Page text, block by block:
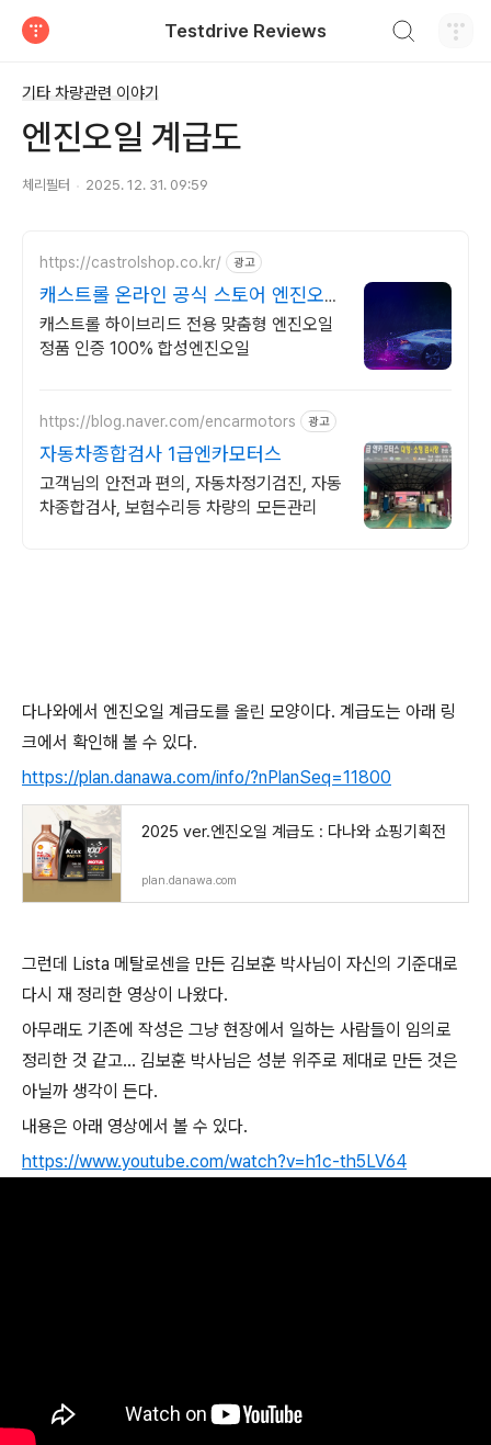
Testdrive Reviews
기타 차량관련 이야기
엔진오일 계급도
체리필터 2025. 12. 31. 09:59
https://castrolshop.co.kr/ 광고
캐스트롤 온라인 공식 스토어 엔진오일
전문 브랜드
캐스트롤 하이브리드 전용 맞춤형 엔진오일
정품 인증 100% 합성엔진오일
https://blog.naver.com/encarmotors 광고
자동차종합검사 1급엔카모터스
고객님의 안전과 편의, 자동차정기검진, 자동
차종합검사, 보험수리등 차량의 모든관리
다나와에서 엔진오일 계급도를 올린 모양이다. 계급도는 아래 링
크에서 확인해 볼 수 있다.
https://plan.danawa.com/info/?nPlanSeq=11800
2025 ver.엔진오일 계급도 : 다나와 쇼핑기획전
plan.danawa.com
그런데 Lista 메탈로센을 만든 김보훈 박사님이 자신의 기준대로
다시 재 정리한 영상이 나왔다.
아무래도 기존에 작성은 그냥 현장에서 일하는 사람들이 임의로
정리한 것 같고... 김보훈 박사님은 성분 위주로 제대로 만든 것은
아닐까 생각이 든다.
내용은 아래 영상에서 볼 수 있다.
https://www.youtube.com/watch?v=h1c-th5LV64